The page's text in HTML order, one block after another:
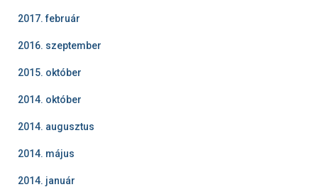
2017. február
2016. szeptember
2015. október
2014. október
2014. augusztus
2014. május
2014. január